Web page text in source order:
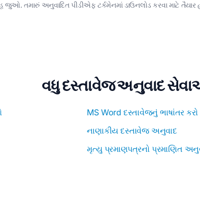
જુઓ. તમારું અનુવાદિત પીડીએફ ટર્કમેનમાં ડાઉનલોડ કરવા માટે તૈયાર
વધુ દસ્તાવેજ અનુવાદ
MS Word દસ્તાવેજનું ભાષાંતર કરો
નાણાકીય દસ્તાવેજ અનુવાદ
મૃત્યુ પ્રમાણપત્રનો પ્રમાણિત